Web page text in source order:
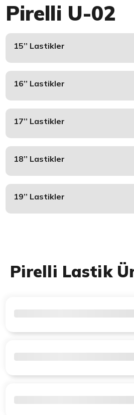
Pirelli U-02
15’’ Lastikler
16’’ Lastikler
17’’ Lastikler
18’’ Lastikler
19’’ Lastikler
Pirelli Lastik